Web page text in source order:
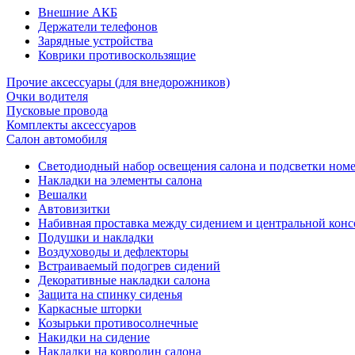
Внешние АКБ
Держатели телефонов
Зарядные устройства
Коврики противоскользящие
Прочие аксессуары (для внедорожников)
Очки водителя
Пусковые провода
Комплекты аксессуаров
Салон автомобиля
Светодиодный набор освещения салона и подсветки
Накладки на элементы салона
Вешалки
Автовизитки
Набивная проставка между сидением и центральной
Подушки и накладки
Воздуховоды и дефлекторы
Встраиваемый подогрев сидений
Декоративные накладки салона
Защита на спинку сиденья
Каркасные шторки
Козырьки противосолнечные
Накидки на сидение
Накладки на ковролин салона